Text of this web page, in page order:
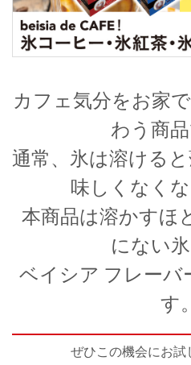
カフェ気分をお家
わう商品
通常、氷は溶ける
味しくなくな
本商品は溶かすほ
にない氷
ベイシア フレーバ
す。
ぜひこの機会にお試